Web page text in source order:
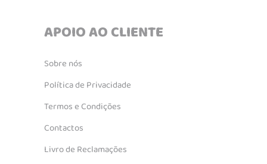
APOIO AO CLIENTE
Sobre nós
Política de Privacidade
Termos e Condições
Contactos
Livro de Reclamações